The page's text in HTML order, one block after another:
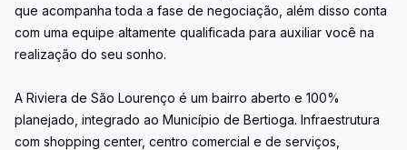
que acompanha toda a fase de negociação, além disso conta
com uma equipe altamente qualificada para auxiliar você na
realização do seu sonho.
A Riviera de São Lourenço é um bairro aberto e 100%
planejado, integrado ao Município de Bertioga. Infraestrutura
com shopping center, centro comercial e de serviços,